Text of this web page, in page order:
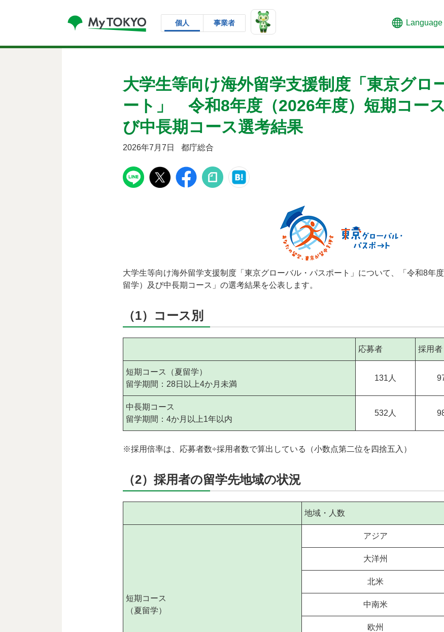
個人 事業者 Language
大学生等向け海外留学支援制度「東京グロ
ート」 令和8年度（2026年度）短期コー
び中長期コース選考結果
2026年7月7日 都庁総合
大学生等向け海外留学支援制度「東京グローバル・パスポート」について、「令和8年
留学）及び中長期コース」の選考結果を公表します。
（1）コース別
応募者 採用者
短期コース（夏留学）
留学期間：28日以上4か月未満
131人
中長期コース
留学期間：4か月以上1年以内
532人
※採用倍率は、応募者数÷採用者数で算出している（小数点第二位を四捨五入）
（2）採用者の留学先地域の状況
地域・人数
短期コース
（夏留学）
アジア
大洋州
北米
中南米
欧州